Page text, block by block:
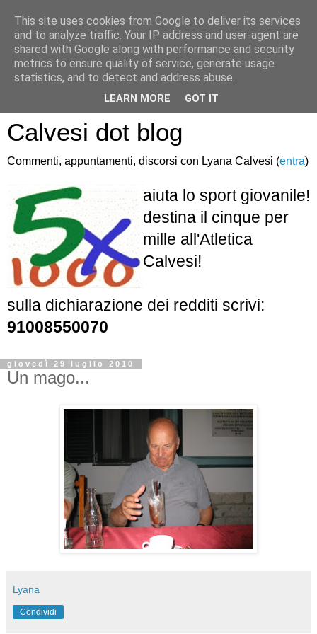
Atletica Sandro
Calvesi dot blog
Commenti, appuntamenti, discorsi con Lyana Calvesi (entra)
aiuta lo sport giovanile!
destina il cinque per
mille all'Atletica
Calvesi!
sulla dichiarazione dei redditi scrivi:
91008550070
giovedì 29 luglio 2010
Un mago...
Lyana
Condividi
This site uses cookies from Google to deliver its services
and to analyze traffic. Your IP address and user-agent are
shared with Google along with performance and security
metrics to ensure quality of service, generate usage
statistics, and to detect and address abuse.
LEARN MORE GOT IT